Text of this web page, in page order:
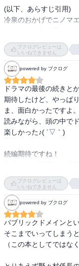
(以下、あらすじ引用)
冷泉のおかげでニノマ
現れ、志村の命を救う
すよう迫った。瀬文は
志村は生還するが、次
当麻と瀬文の深い絆、
謎が謎呼ぶ話題のドラ
ブクログレビューは
いいねできません
powered by ブクログ
ドラマの最後の続きと
期待したけど、やっぱ
ま、面白かったですよ。
読みながら、頭の中で
楽しかった♪( ´▽｀)
続編期待ですね！
テレビドラマで見たいで
ブクログレビューは
いいねできません
powered by ブクログ
パブリックドメインと
そこまでいってしまう
（この本としてではな